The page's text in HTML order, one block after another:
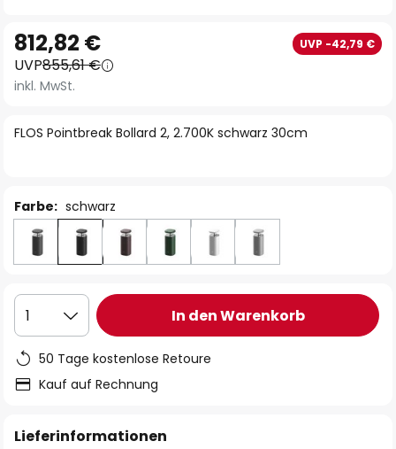
Anfang
der
Bildgalerie
FLOS Pointbreak Bollard 2, 2.700K schwarz 30cm
812,82 € UVP -42,79 €
UVP855,61 €
inkl. MwSt.
Farbe: schwarz
1 In den Warenkorb
50 Tage kostenlose Retoure
Kauf auf Rechnung
Lieferinformationen